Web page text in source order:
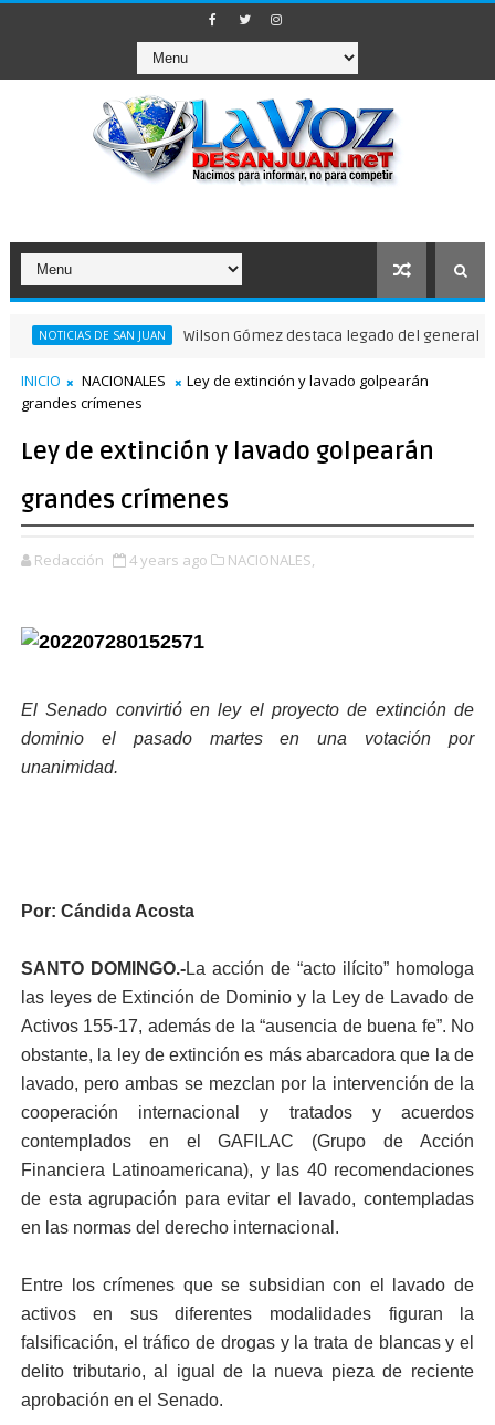
DE SAN JUAN Wilson Gómez destaca legado del general Timoteo
INICIO NACIONALES
Ley de extinción y lavado golpearán
grandes crímenes
Ley de extinción y lavado golpearán
grandes crímenes
Redacción 4 years ago NACIONALES,
El Senado convirtió en ley el proyecto de extinción de
dominio el pasado martes en una votación por
unanimidad.
Por: Cándida Acosta
SANTO DOMINGO.-La acción de “acto ilícito” homologa
las leyes de Extinción de Dominio y la Ley de Lavado de
Activos 155-17, además de la “ausencia de buena fe”. No
obstante, la ley de extinción es más abarcadora que la de
lavado, pero ambas se mezclan por la intervención de la
cooperación internacional y tratados y acuerdos
contemplados en el GAFILAC (Grupo de Acción
Financiera Latinoamericana), y las 40 recomendaciones
de esta agrupación para evitar el lavado, contempladas
en las normas del derecho internacional.
Entre los crímenes que se subsidian con el lavado de
activos en sus diferentes modalidades figuran la
falsificación, el tráfico de drogas y la trata de blancas y el
delito tributario, al igual de la nueva pieza de reciente
aprobación en el Senado.